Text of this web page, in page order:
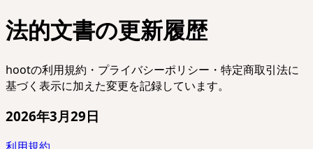
法的文書の更新履歴
hootの利用規約・プライバシーポリシー・特定商取引法に
基づく表示に加えた変更を記録しています。
2026年3月29日